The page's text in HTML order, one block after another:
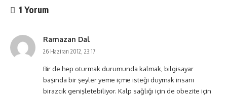
1 Yorum
Ramazan Dal
26 Haziran 2012, 23:17
Bir de hep oturmak durumunda kalmak, bilgisayar
başında bir şeyler yeme içme isteği duymak insanı
birazcık genişletebiliyor. Kalp sağlığı için de obezite için